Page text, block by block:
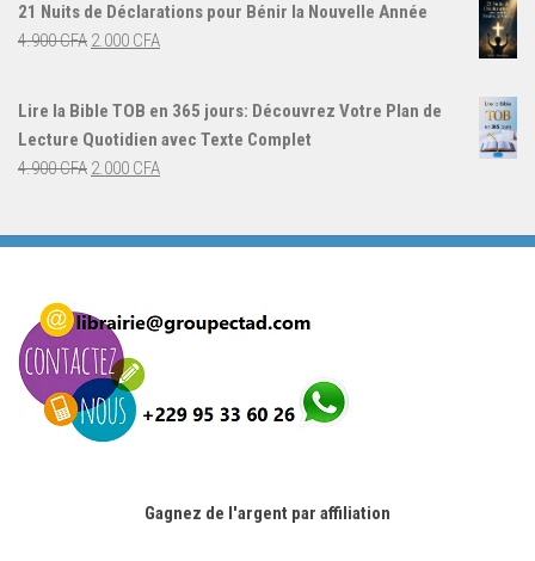
4.000 CFA.3.000 CFA.
21 Nuits de Déclarations pour Bénir la Nouvelle Année
4.900CFA Le
4.900 CFA.
2.000 CFALe
Lire la Bible TOB en 365 jours: Découvrez Votre Plan de
Lecture Quotidien avec Texte Complet
4.900CFA Le
était :
2.000 CFALe
est :
Gagnez de l'argent par affiliation